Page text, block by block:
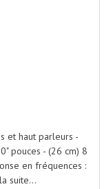
et haut parleurs -
pouces - (26 cm) 8
en fréquences :
suite...